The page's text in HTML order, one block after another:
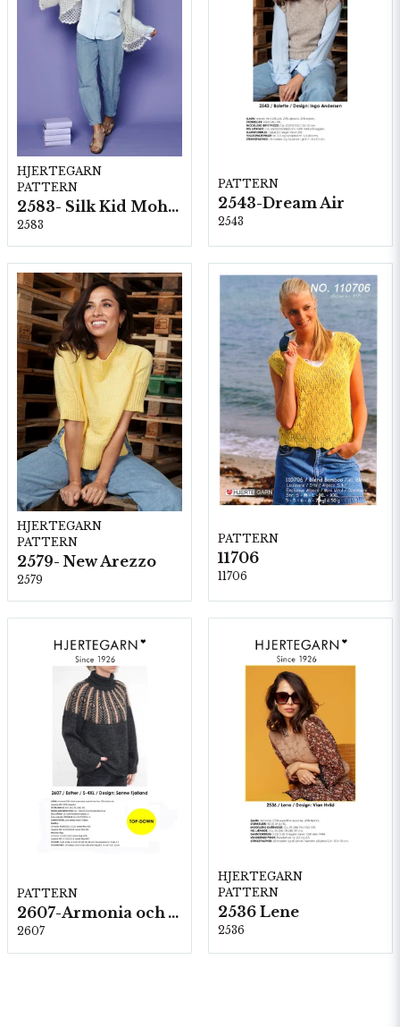
HJERTEGARN
PATTERN
2583- Silk Kid Mohair
2583
PATTERN
2543-Dream Air
2543
HJERTEGARN
PATTERN
2579- New Arezzo
2579
PATTERN
11706
11706
PATTERN
2607-Armonia och Alpaca 400
2607
HJERTEGARN
PATTERN
2536 Lene
2536